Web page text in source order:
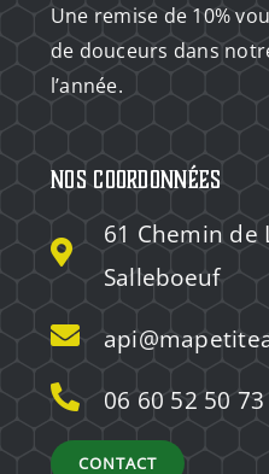
Une remise de 10%
de douceurs dans
l’année.
Nos coordonnées
61 Chemin de
Salleboeuf
06 60 52 50 73
CONTACT